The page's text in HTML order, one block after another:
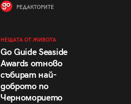
РЕДАКТОРИТЕ
НЕЩАТА ОТ ЖИВОТА
Go Guide Seaside
Awards отново
събират най-
доброто по
Черноморието